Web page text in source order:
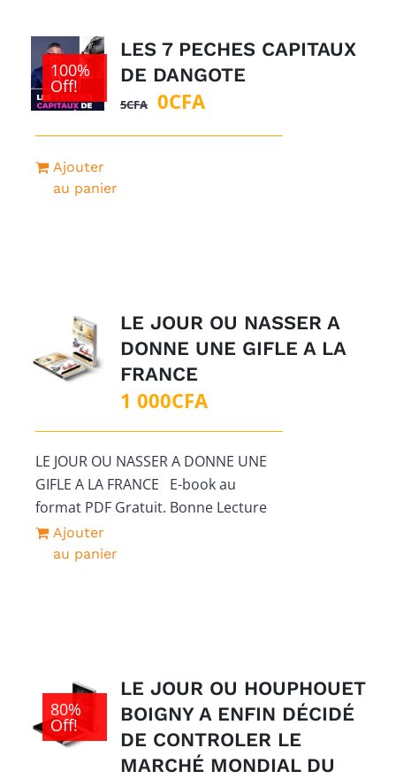
100%
Off!
LES 7 PECHES CAPITAUX
DE DANGOTE
5CFA
Le
0CFALe
Ajouter
au panier
LE JOUR OU NASSER A
DONNE UNE GIFLE A LA
FRANCE
1 000CFA
LE JOUR OU NASSER A DONNE UNE
GIFLE A LA FRANCE E-book au
format PDF Gratuit. Bonne Lecture
Ajouter
au panier
80%
Off!
LE JOUR OU HOUPHOUET
BOIGNY A ENFIN DÉCIDÉ
DE CONTROLER LE
MARCHÉ MONDIAL DU